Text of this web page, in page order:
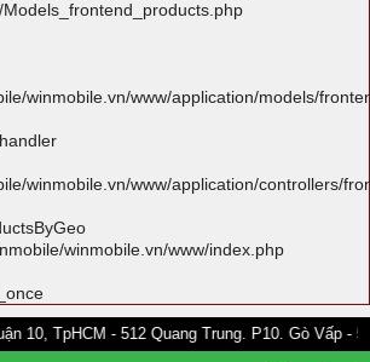
winmobile.vn/www/application/models/
winmobile.vn/www/application/controllers/
winmobile.vn/www/index.php
- 512 Quang Trung. P10. Gò Vấp - 528A